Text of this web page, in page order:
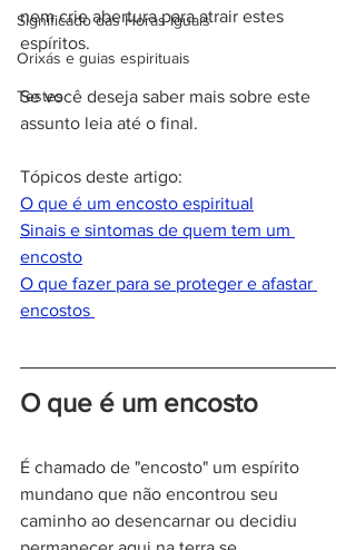
Significado das Horas Iguais
Orixás e guias espirituais
Testes
nem crie abertura para atrair estes
espíritos.
Se você deseja saber mais sobre este
assunto leia até o final.
Tópicos deste artigo:
O que é um encosto espiritual
Sinais e sintomas de quem tem um
encosto
O que fazer para se proteger e afastar
encostos
O que é um encosto
É chamado de "encosto" um espírito
mundano que não encontrou seu
caminho ao desencarnar ou decidiu